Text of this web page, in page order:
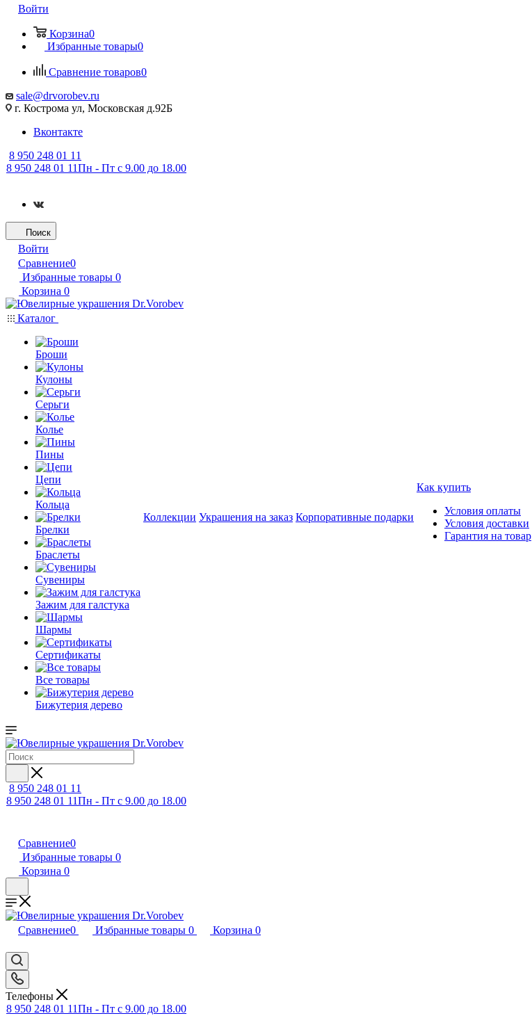
Войти
Корзина0
Избранные товары0
Сравнение товаров0
sale@drvorobev.ru
г. Кострома ул, Московская д.92Б
Вконтакте
8 950 248 01 11
8 950 248 01 11Пн - Пт с 9.00 до 18.00
Поиск
Войти
Сравнение0
Избранные товары 0
Корзина 0
Каталог
Броши
Кулоны
Серьги
Колье
Пины
Цепи
Кольца
Брелки
Браслеты
Сувениры
Зажим для галстука
Шармы
Сертификаты
Все товары
Бижутерия дерево
Коллекции Украшения на заказ Корпоративные подарки
Как купить
Условия оплаты
Условия доставки
Гарантия на товар
8 950 248 01 11
8 950 248 01 11Пн - Пт с 9.00 до 18.00
Сравнение0
Избранные товары 0
Корзина 0
Сравнение0 Избранные товары 0 Корзина 0
Телефоны
8 950 248 01 11Пн - Пт с 9.00 до 18.00